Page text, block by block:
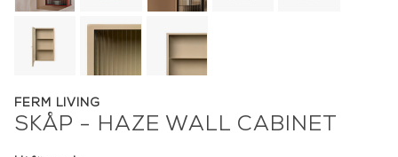
FERM LIVING
SKÅP - HAZE WALL CABINET